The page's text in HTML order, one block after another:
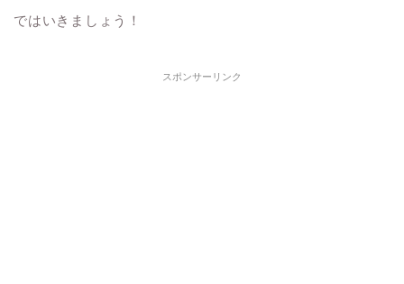
ではいきましょう！
スポンサーリンク